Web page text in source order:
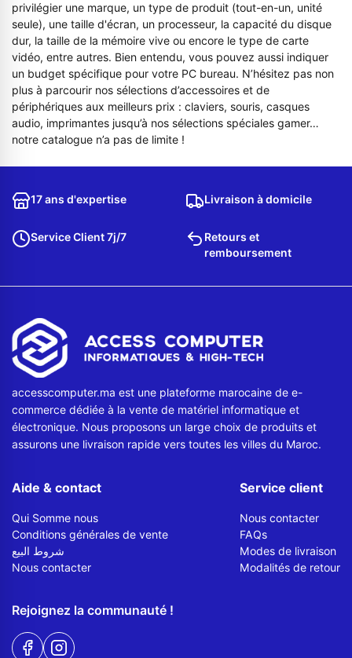
privilégier une marque, un type de produit (tout-en-un, unité
seule), une taille d'écran, un processeur, la capacité du disque
dur, la taille de la mémoire vive ou encore le type de carte
vidéo, entre autres. Bien entendu, vous pouvez aussi indiquer
un budget spécifique pour votre PC bureau. N’hésitez pas non
plus à parcourir nos sélections d’accessoires et de
périphériques aux meilleurs prix : claviers, souris, casques
audio, imprimantes jusqu’à nos sélections spéciales gamer…
notre catalogue n’a pas de limite !
17 ans d'expertise Livraison à domicile
Service Client 7j/7
Retours et
remboursement
accesscomputer.ma est une plateforme marocaine de e-
commerce dédiée à la vente de matériel informatique et
électronique. Nous proposons un large choix de produits et
assurons une livraison rapide vers toutes les villes du Maroc.
Aide & contact
Qui Somme nous
Conditions générales de vente
شروط البيع
Nous contacter
Service client
Nous contacter
FAQs
Modes de livraison
Modalités de retour
Rejoignez la communauté !